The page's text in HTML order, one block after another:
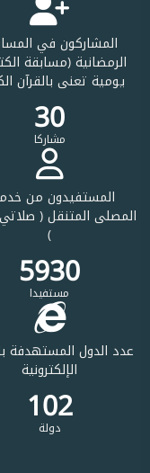
المشاركون في
الرمضانية (مسابقة
يومية تعنى بالقرآن
30
مشاركا
المستفيدون من
المصلى المتنقل (
)
6870
مستفيدا
عدد الدول المستهدفة
الإلكترونية
102
دولة